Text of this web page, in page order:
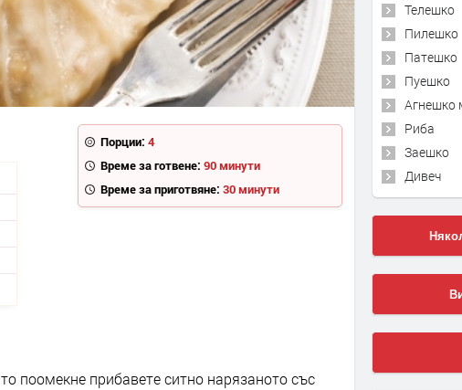
Порции: 4
Време за готвене: 90 минути
Време за приготвяне: 30 минути
поомекне прибавете ситно нарязаното със
Телешко
Пилешко
Патешко
Пуешко
Агнешко
Риба
Заешко
Дивеч